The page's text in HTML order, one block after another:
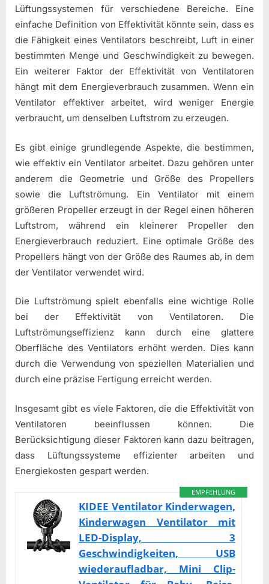
Lüftungssystemen für verschiedene Bereiche. Eine
einfache Definition von Effektivität könnte sein, dass es
die Fähigkeit eines Ventilators beschreibt, Luft in einer
bestimmten Menge und Geschwindigkeit zu bewegen.
Ein weiterer Faktor der Effektivität von Ventilatoren
hängt mit dem Energieverbrauch zusammen. Wenn ein
Ventilator effektiver arbeitet, wird weniger Energie
verbraucht, um denselben Luftstrom zu erzeugen.
Es gibt einige grundlegende Aspekte, die bestimmen,
wie effektiv ein Ventilator arbeitet. Dazu gehören unter
anderem die Geometrie und Größe des Propellers
sowie die Luftströmung. Ein Ventilator mit einem
größeren Propeller erzeugt in der Regel einen höheren
Luftstrom, während ein kleinerer Propeller den
Energieverbrauch reduziert. Eine optimale Größe des
Propellers hängt von der Größe des Raumes ab, in dem
der Ventilator verwendet wird.
Die Luftströmung spielt ebenfalls eine wichtige Rolle
bei der Effektivität von Ventilatoren. Die
Luftströmungseffizienz kann durch eine glattere
Oberfläche des Ventilators erhöht werden. Dies kann
durch die Verwendung von speziellen Materialien und
durch eine präzise Fertigung erreicht werden.
Insgesamt gibt es viele Faktoren, die die Effektivität von
Ventilatoren beeinflussen können. Die
Berücksichtigung dieser Faktoren kann dazu beitragen,
dass Lüftungssysteme effizienter arbeiten und
Energiekosten gespart werden.
EMPFEHLUNG
KIDEE Ventilator Kinderwagen,
Kinderwagen Ventilator mit
LED-Display, 3
Geschwindigkeiten, USB
wiederaufladbar, Mini Clip-